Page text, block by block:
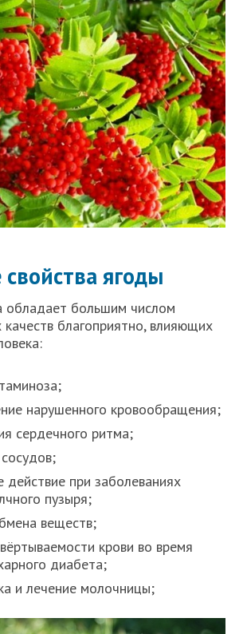
ягоды
обладает большим числом
благоприятно, влияющих
нарушенного кровообращения;
сердечного ритма;
действие при заболеваниях
пузыря;
веществ;
крови во время
диабета;
и лечение молочницы;